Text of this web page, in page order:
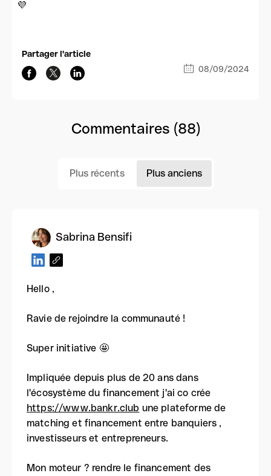
💜
Partager l'article
08/09/2024
Commentaires (88)
Plus récents Plus anciens
Sabrina Bensifi
Hello ,
Ravie de rejoindre la communauté !
Super initiative 🤩
Impliquée depuis plus de 20 ans dans
l'écosystème du financement j'ai co crée
https://www.bankr.club une plateforme de
matching et financement entre banquiers ,
investisseurs et entrepreneurs.
Mon moteur ? rendre le financement des